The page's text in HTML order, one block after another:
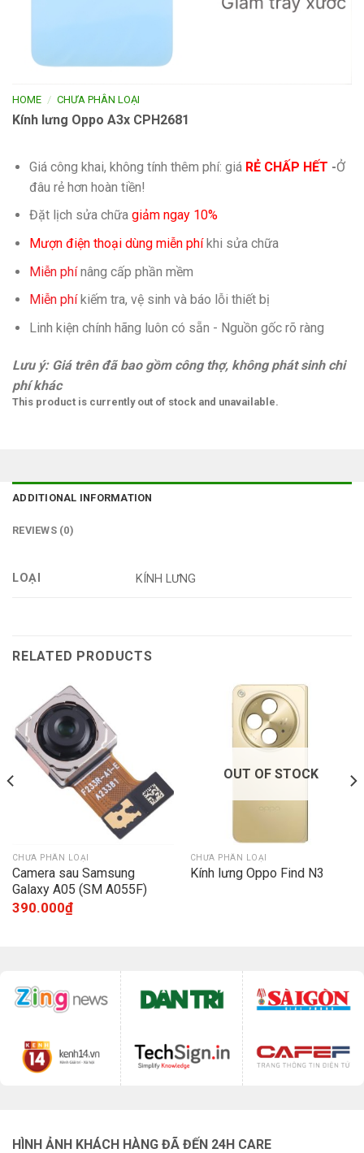
HOME / CHƯA PHÂN LOẠI
Kính lưng Oppo A3x CPH2681
Giá công khai, không tính thêm phí: giá RẺ CHẤP HẾT -Ở
đâu rẻ hơn hoàn tiền!
Đặt lịch sửa chữa giảm ngay 10%
Mượn điện thoại dùng miễn phíkhi sửa chữa
Miễn phínâng cấp phần mềm
Miễn phíkiếm tra, vệ sinh và báo lỗi thiết bị
Linh kiện chính hãng luôn có sẵn - Nguồn gốc rõ ràng
Lưu ý: Giá trên đã bao gồm công thợ, không phát sinh chi
phí khác
This product is currently out of stock and unavailable.
ADDITIONAL INFORMATION
REVIEWS (0)
LOẠI KÍNH LƯNG
RELATED PRODUCTS
CHƯA PHÂN LOẠI
Camera sau Samsung
Galaxy A05 (SM A055F)
390.000₫
OUT OF STOCK
CHƯA PHÂN LOẠI
Kính lưng Oppo Find N3
HÌNH ẢNH KHÁCH HÀNG ĐÃ ĐẾN 24H CARE